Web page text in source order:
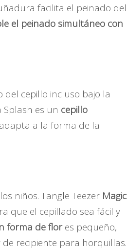
facilita el peinado del
el peinado simultáneo con
del cepillo incluso bajo la
Splash es un cepillo
a la forma de la
niños. Tangle Teezer Magic
que el cepillado sea fácil y
forma de flores pequeño,
recipiente para horquillas.